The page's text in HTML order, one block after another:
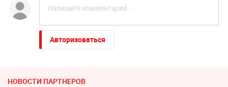
Авторизоваться
НОВОСТИ ПАРТНЕРОВ